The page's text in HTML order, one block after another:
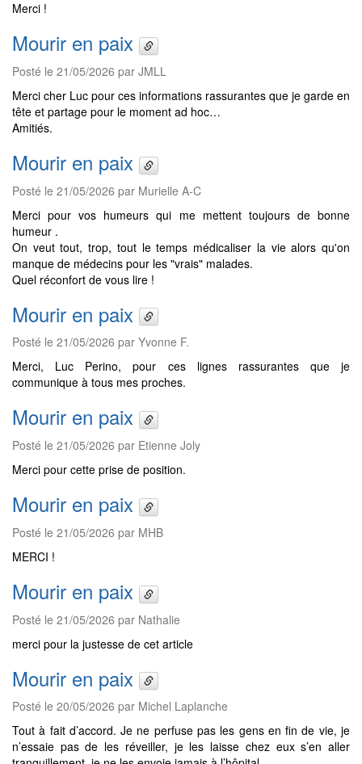
Merci !
Mourir en paix
Posté le 21/05/2026 par JMLL
Merci cher Luc pour ces informations rassurantes que je garde en
tête et partage pour le moment ad hoc…
Amitiés.
Mourir en paix
Posté le 21/05/2026 par Murielle A-C
Merci pour vos humeurs qui me mettent toujours de bonne
humeur .
On veut tout, trop, tout le temps médicaliser la vie alors qu'on
manque de médecins pour les "vrais" malades.
Quel réconfort de vous lire !
Mourir en paix
Posté le 21/05/2026 par Yvonne F.
Merci, Luc Perino, pour ces lignes rassurantes que je
communique à tous mes proches.
Mourir en paix
Posté le 21/05/2026 par Etienne Joly
Merci pour cette prise de position.
Mourir en paix
Posté le 21/05/2026 par MHB
MERCI !
Mourir en paix
Posté le 21/05/2026 par Nathalie
merci pour la justesse de cet article
Mourir en paix
Posté le 20/05/2026 par Michel Laplanche
Tout à fait d’accord. Je ne perfuse pas les gens en fin de vie, je
n’essaie pas de les réveiller, je les laisse chez eux s’en aller